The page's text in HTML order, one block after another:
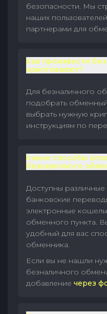
безопасности. Мы
наших
партнерами для
Как произвести
криптовалют?
Для безналичного
подобрать
выбрать нужную
инструкциям по
Какие способы
безналичного
Доступны
банковские
электронные
обменного пункта.
удобный для вас
обменника.
Если вы не нашли
безналичного
добавление через